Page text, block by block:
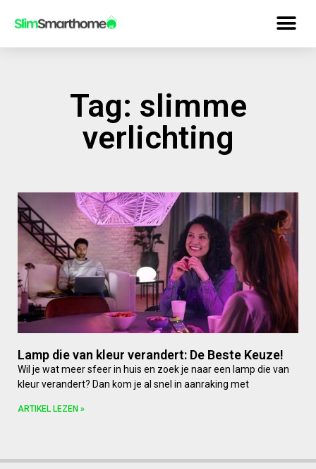
Tag: slimme
verlichting
Lamp die van kleur verandert: De Beste Keuze!
Wil je wat meer sfeer in huis en zoek je naar een lamp die van
kleur verandert? Dan kom je al snel in aanraking met
ARTIKEL LEZEN »